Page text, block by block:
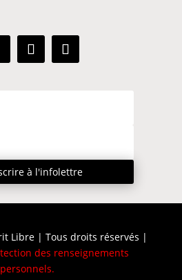
à l'infolettre
Libre | Tous droits réservés |
des renseignements
personnels.